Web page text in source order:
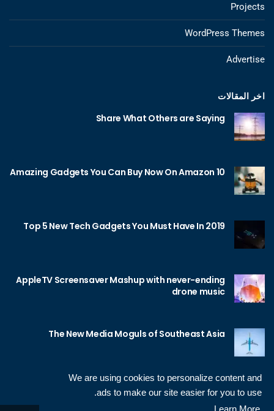
We are using cookies to personalize content and
ads to make our site easier for you to use.
Learn More
Projects
WordPress Themes
Advertise
اخر المقالات
Share What Others are Saying
10 Amazing Gadgets You Can Buy Now On Amazon
Top 5 New Tech Gadgets You Must Have In 2019
AppleTV Screensaver Mashup with never-ending
drone music
The New Media Moguls of Southeast Asia